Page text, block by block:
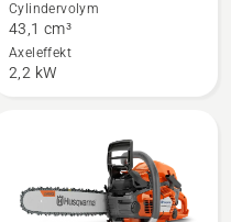
om
543
XP®,
Cylindervolym
43,1 cm³
Axeleffekt
2,2 kW